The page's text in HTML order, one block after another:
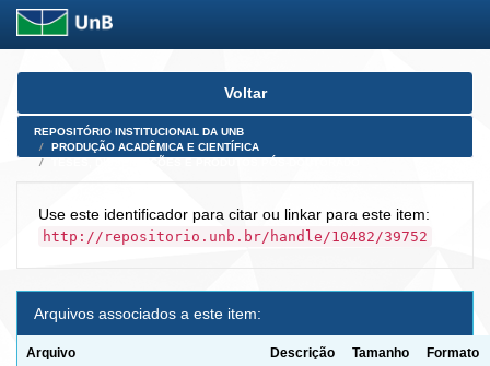
Skip
Voltar
REPOSITÓRIO INSTITUCIONAL DA UNB
PRODUÇÃO ACADÊMICA E CIENTÍFICA
Use este identificador para citar ou linkar para este item:
http://repositorio.unb.br/handle/10482/39752
Arquivos associados a este item:
Arquivo Descrição Tamanho Formato